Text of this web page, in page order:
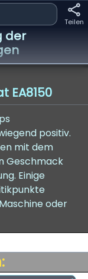
Teilen
der
EA8150
positiv.
mit dem
Geschmack
Einige
oder